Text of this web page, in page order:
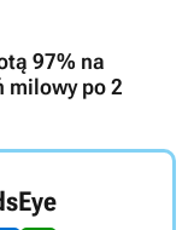
97% na
milowy po 2